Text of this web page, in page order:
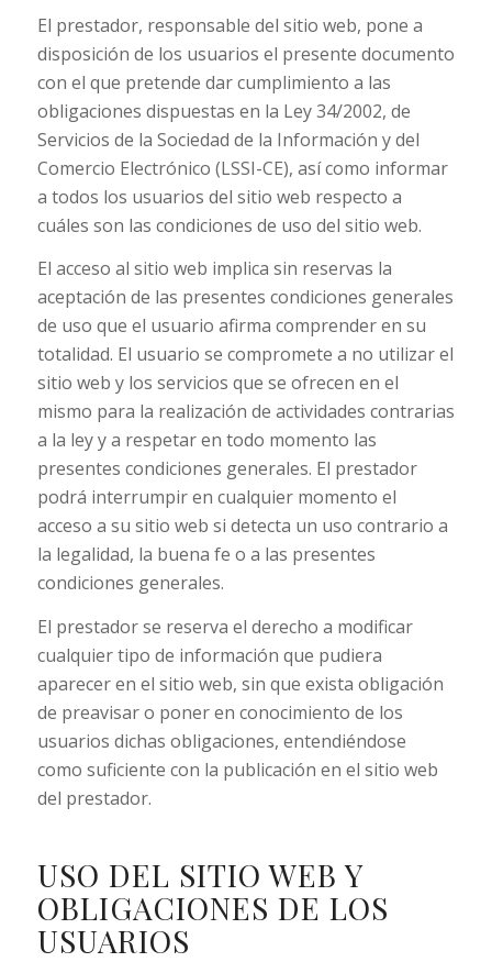
El prestador, responsable del sitio web, pone a
disposición de los usuarios el presente documento
con el que pretende dar cumplimiento a las
obligaciones dispuestas en la Ley 34/2002, de
Servicios de la Sociedad de la Información y del
Comercio Electrónico (LSSI-CE), así como informar
a todos los usuarios del sitio web respecto a
cuáles son las condiciones de uso del sitio web.
El acceso al sitio web implica sin reservas la
aceptación de las presentes condiciones generales
de uso que el usuario afirma comprender en su
totalidad. El usuario se compromete a no utilizar el
sitio web y los servicios que se ofrecen en el
mismo para la realización de actividades contrarias
a la ley y a respetar en todo momento las
presentes condiciones generales. El prestador
podrá interrumpir en cualquier momento el
acceso a su sitio web si detecta un uso contrario a
la legalidad, la buena fe o a las presentes
condiciones generales.
El prestador se reserva el derecho a modificar
cualquier tipo de información que pudiera
aparecer en el sitio web, sin que exista obligación
de preavisar o poner en conocimiento de los
usuarios dichas obligaciones, entendiéndose
como suficiente con la publicación en el sitio web
del prestador.
USO DEL SITIO WEB Y
OBLIGACIONES DE LOS
USUARIOS